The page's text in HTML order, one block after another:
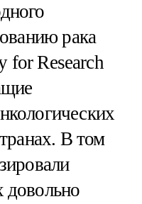
рака
for Research
В том